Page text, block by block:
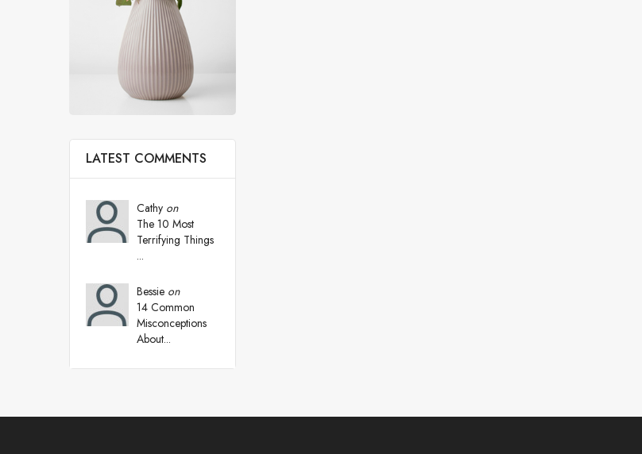
LATEST COMMENTS
Cathy on
The 10 Most
Terrifying Things
...
Bessie on
14 Common
Misconceptions
About...